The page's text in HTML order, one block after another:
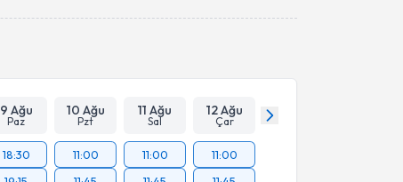
9 Ağu
Paz
10 Ağu
Pzt
11 Ağu
Sal
12 Ağu
Çar
18:30
11:00
11:00
11:00